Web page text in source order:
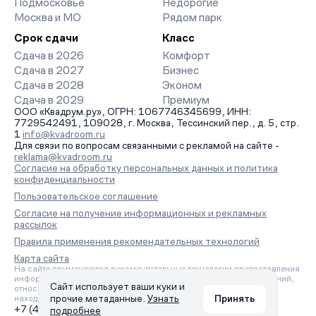
Подмосковье
Москва и МО
Недорогие
Рядом парк
Срок сдачи
Сдача в 2026
Сдача в 2027
Сдача в 2028
Сдача в 2029
Класс
Комфорт
Бизнес
Эконом
Премиум
ООО «Квадрум.ру», ОГРН: 1067746345699, ИНН:
7729542491, 109028, г. Москва, Тессинский пер., д. 5, стр.
1 info@kvadroom.ru
Для связи по вопросам связанными с рекламой на сайте -
reklama@kvadroom.ru
Согласие на обработку персональных данных и политика
конфиденциальности
Пользовательское соглашение
Согласие на получение информационных и рекламных
рассылок
Правила применения рекомендательных технологий
Карта сайта
На сайте применяются рекомендательные технологии предоставления
информации на основе сбора, систематизации и анализа сведений,
относящихся к предпочтениям пользователей сети «Интернет»,
находящихся на территории Российской Федерации.
+7 (495) 157-88-80
Сайт использует ваши куки и
прочие метаданные. Узнать
подробнее
Принять